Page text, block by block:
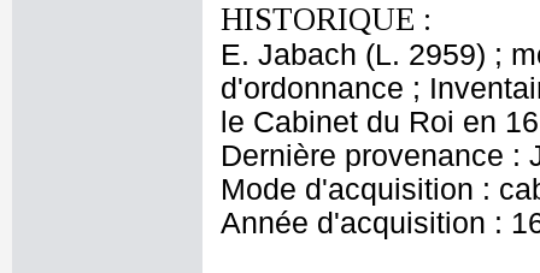
HISTORIQUE :
E. Jabach (L. 2959) ;
d'ordonnance ;
le Cabinet du Roi en
Dernière provenance :
Mode d'acquisition :
Année d'acquisition :